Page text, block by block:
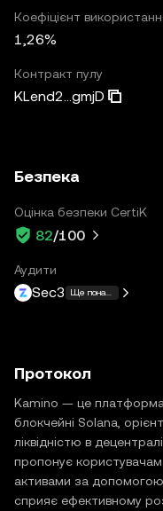
Коефіцієнт
1,26%
Контракт пулу
KLend2...gmjD
Безпека
Оцінка безпеки CertiK
82/100
Аудити
Sec3 Ще понад 11
Протокол
Kamino — це платформа
блокчейні Solana,
ліквідністю в
пропонує
активами за
сприяє ефективному